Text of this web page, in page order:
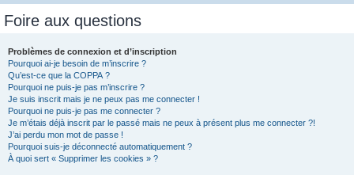
Foire aux questions
Problèmes de connexion et d’inscription
Pourquoi ai-je besoin de m’inscrire ?
Qu’est-ce que la COPPA ?
Pourquoi ne puis-je pas m’inscrire ?
Je suis inscrit mais je ne peux pas me connecter !
Pourquoi ne puis-je pas me connecter ?
Je m’étais déjà inscrit par le passé mais ne peux à présent plus me connecter ?!
J’ai perdu mon mot de passe !
Pourquoi suis-je déconnecté automatiquement ?
À quoi sert « Supprimer les cookies » ?